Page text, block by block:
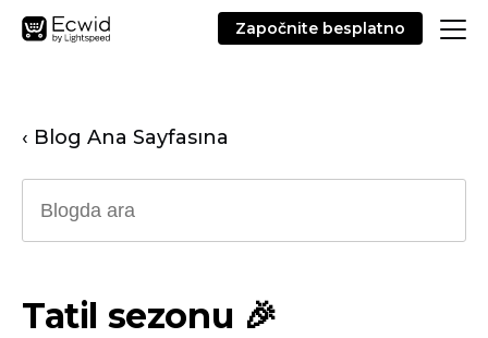
Započnite besplatno
‹ Blog Ana Sayfasına
Tatil sezonu 🎉